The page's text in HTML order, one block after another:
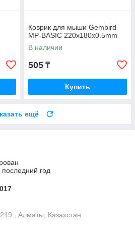
Коврик для мыши Gembird
MP-BASIC 220x180x0.5mm
В наличии
505 ₸
Купить
ещё
год
, Алматы, Казахстан